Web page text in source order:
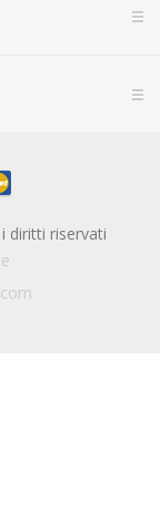
diritti riservati